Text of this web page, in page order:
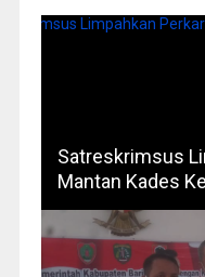
Satreskrimsus
Mantan Kades